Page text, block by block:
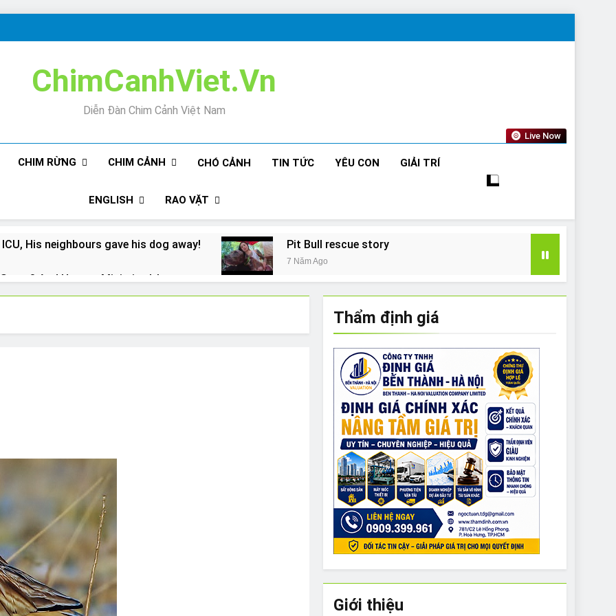
ChimCanhViet.Vn
Diễn Đàn Chim Cảnh Việt Nam
Live Now
CHIM RỪNG CHIM CẢNH CHÓ CẢNH TIN TỨC YÊU CON GIẢI TRÍ
ENGLISH RAO VẶT
His neighbours gave his dog away! Pit Bull rescue story
7 Năm Ago
And How to Minimize It!
The Ultimate Guide to What Bulldogs Can (and can’t) Eat
Can Bulldogs Run Long Distances?
How Often Do I Need to Groom My Bulldog
Thẩm định giá
Giới thiệu